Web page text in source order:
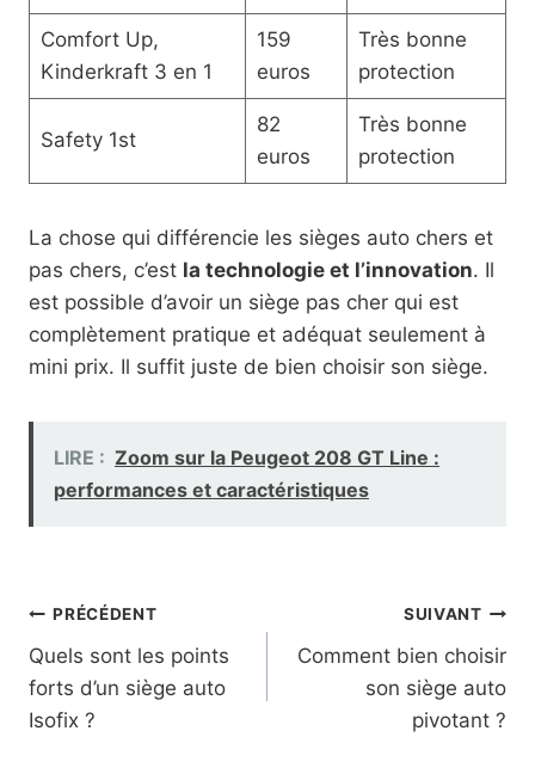
Comfort Up,
Kinderkraft 3 en 1
159
euros
Très bonne
protection
Safety 1st
82
euros
Très bonne
protection
La chose qui différencie les sièges auto chers et
pas chers, c’est la technologie et l’innovation. Il
est possible d’avoir un siège pas cher qui est
complètement pratique et adéquat seulement à
mini prix. Il suffit juste de bien choisir son siège.
LIRE : Zoom sur la Peugeot 208 GT Line :
performances et caractéristiques
Navigation
de
l’article
PRÉCÉDENT
Quels sont les points
forts d’un siège auto
Isofix ?
SUIVANT
Comment bien choisir
son siège auto
pivotant ?